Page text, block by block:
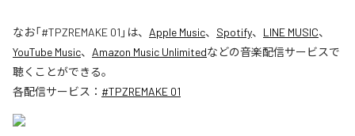
なお「#TPZREMAKE 01 」は、 Apple Music、 Spotify、 LINE MUSIC、
YouTube Music、 Amazon Music Unlimitedなどの音楽配信サービスで
聴くことができる。
各配信サービス： #TPZREMAKE 01